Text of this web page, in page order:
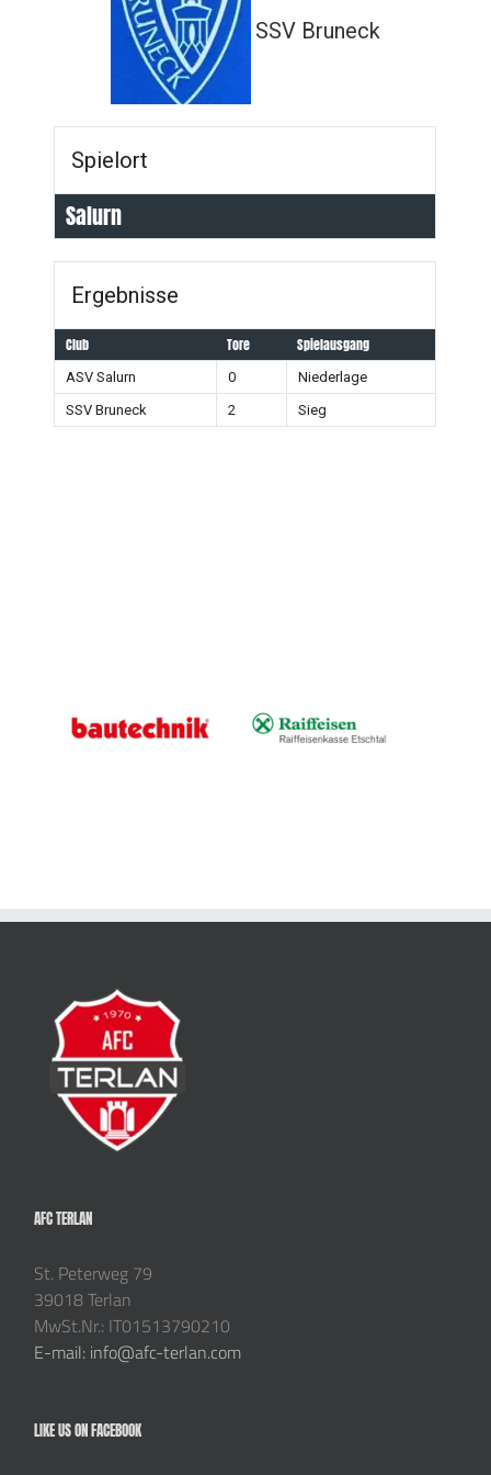
SSV Bruneck
Spielort
Salurn
Ergebnisse
Club Tore Spielausgang
ASV Salurn 0
Niederlage
SSV Bruneck
2 Sieg
AFC TERLAN
St. Peterweg 79
39018 Terlan
MwSt.Nr.: IT01513790210
E-mail: info@afc-terlan.com
LIKE US ON FACEBOOK